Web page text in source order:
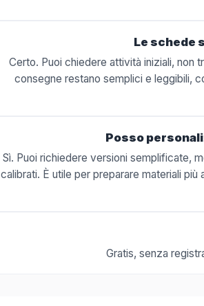
Le schede
Certo. Puoi chiedere attività iniziali, non
consegne restano semplici e leggibili,
Posso
Sì. Puoi richiedere versioni semplificate,
calibrati. È utile per preparare materiali
Gratis, senza